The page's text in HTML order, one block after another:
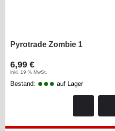
Pyrotrade Zombie 1
6,99 €
inkl. 19 % MwSt.
Bestand: auf Lager